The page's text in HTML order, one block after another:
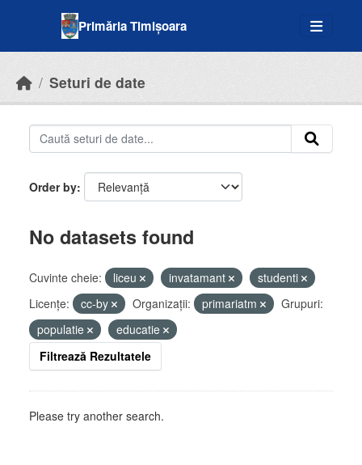
Primăria Timișoara
Seturi de date
Order by
No datasets found
Cuvinte cheie: liceu invatamant
studenti
Licenţe:
cc-by Organizații: primariatm
Grupuri:
populatie
educatie
Filtrează Rezultatele
Please try another search.